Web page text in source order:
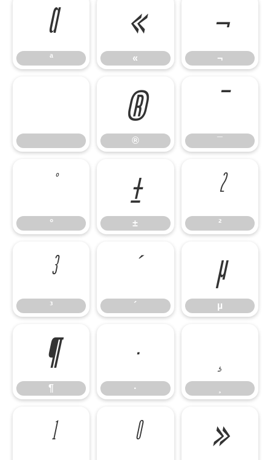
ª
ª
«
«
¬
¬
®
®
¯
¯
°
±
±
²
²
³
³
´
´
µ
µ
¶
¶
·
·
¹ º »